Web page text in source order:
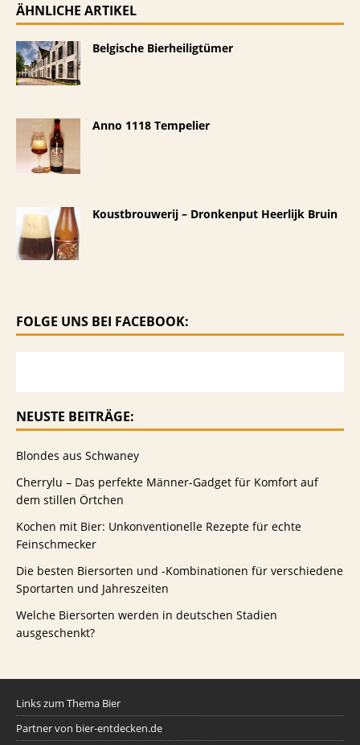
ÄHNLICHE ARTIKEL
Belgische Bierheiligtümer
Anno 1118 Tempelier
Koustbrouwerij – Dronkenput Heerlijk Bruin
FOLGE UNS BEI FACEBOOK:
NEUSTE BEITRÄGE:
Blondes aus Schwaney
Cherrylu – Das perfekte Männer-Gadget für Komfort auf
dem stillen Örtchen
Kochen mit Bier: Unkonventionelle Rezepte für echte
Feinschmecker
Die besten Biersorten und -Kombinationen für verschiedene
Sportarten und Jahreszeiten
Welche Biersorten werden in deutschen Stadien
ausgeschenkt?
Links zum Thema Bier
Partner von bier-entdecken.de